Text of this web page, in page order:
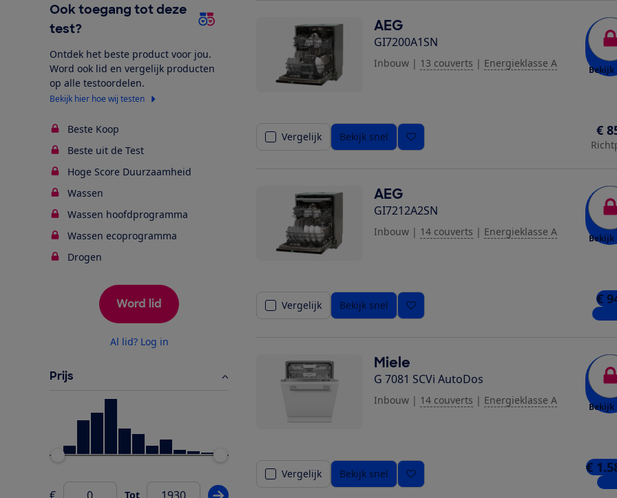
Ook toegang tot deze
test?
Ontdek het beste product voor jou.
Word ook lid en vergelijk producten
op alle testoordelen.
Bekijk hier hoe wij testen
Beste Koop
Beste uit de Test
Hoge Score Duurzaamheid
Wassen
Wassen hoofdprogramma
Wassen ecoprogramma
Drogen
Word lid
Al lid? Log in
Prijs
€ Tot
AEG
GI7200A1SN
Inbouw | 13 couverts | Energieklasse A
Bekijk
Vergelijk Bekijk snel €
AEG
GI7212A2SN
Inbouw | 14 couverts | Energieklasse A
Bekijk
Vergelijk Bekijk snel €
2
Miele
G 7081 SCVi AutoDos
Inbouw | 14 couverts | Energieklasse A
Bekijk
Vergelijk Bekijk snel €
1